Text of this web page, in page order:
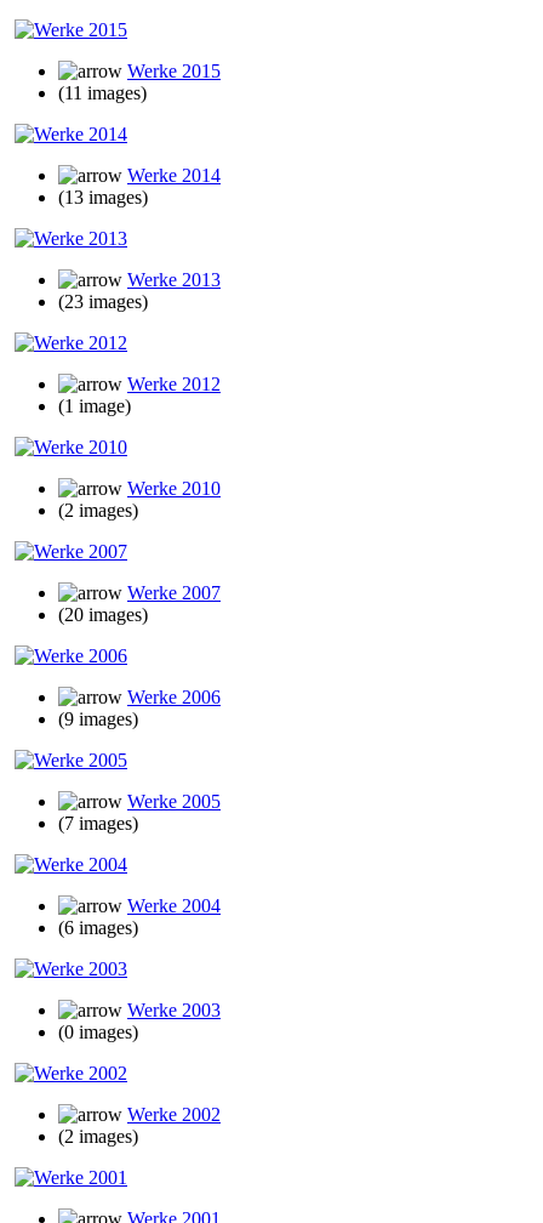
Werke 2015
(11 images)
Werke 2014
(13 images)
Werke 2013
(23 images)
Werke 2012
(1 image)
Werke 2010
(2 images)
Werke 2007
(20 images)
Werke 2006
(9 images)
Werke 2005
(7 images)
Werke 2004
(6 images)
Werke 2003
(0 images)
Werke 2002
(2 images)
Werke 2001